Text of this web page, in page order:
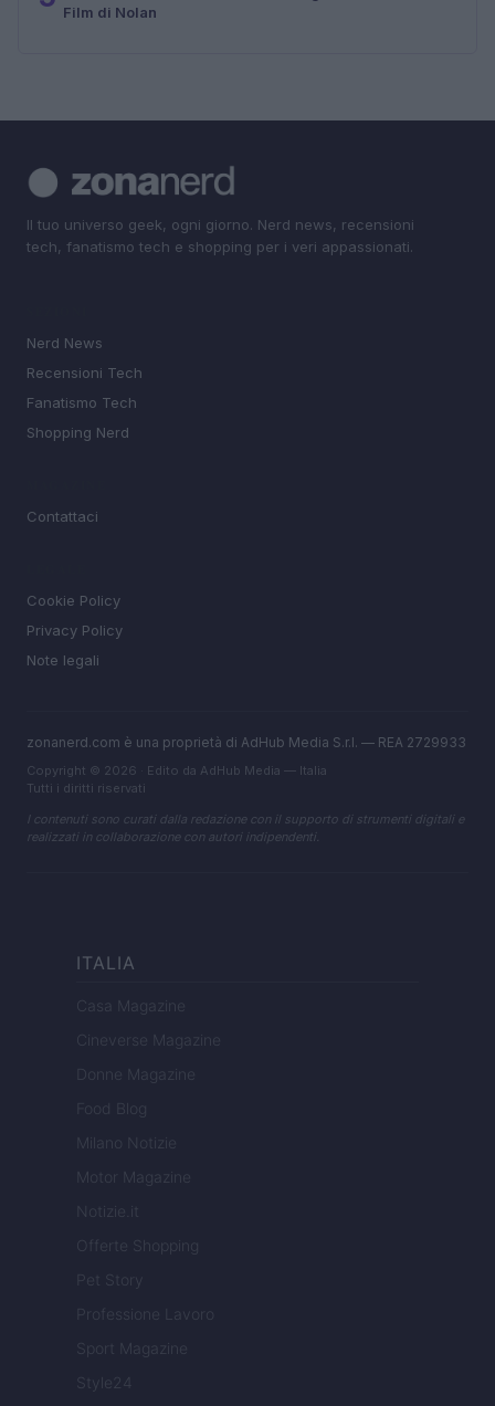
Film di Nolan
Il tuo universo geek, ogni giorno. Nerd news, recensioni
tech, fanatismo tech e shopping per i veri appassionati.
Nerd News
Recensioni Tech
Fanatismo Tech
Shopping Nerd
Contattaci
Cookie Policy
Privacy Policy
Note legali
zonanerd.com è una proprietà di AdHub Media S.r.l. — REA 2729933
Copyright © 2026 · Edito da AdHub Media — Italia
Tutti i diritti riservati
I contenuti sono curati dalla redazione con il supporto di strumenti digitali e
realizzati in collaborazione con autori indipendenti.
ITALIA
Casa Magazine
Cineverse Magazine
Donne Magazine
Food Blog
Milano Notizie
Motor Magazine
Notizie.it
Offerte Shopping
Pet Story
Professione Lavoro
Sport Magazine
Style24